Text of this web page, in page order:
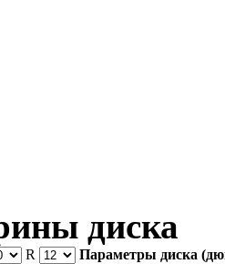
диска
R
Параметры диска